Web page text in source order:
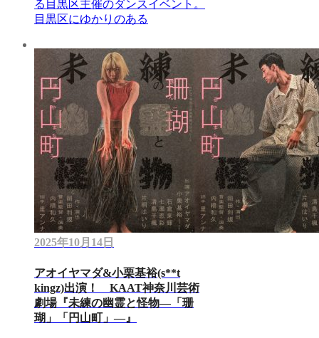
る目黒区主催のダンスイベント。
目黒区にゆかりのある
2025年10月14日
アオイヤマダ&小栗基裕(s**t
kingz)出演！ KAAT神奈川芸術
劇場『未練の幽霊と怪物―「珊
瑚」「円山町」―』